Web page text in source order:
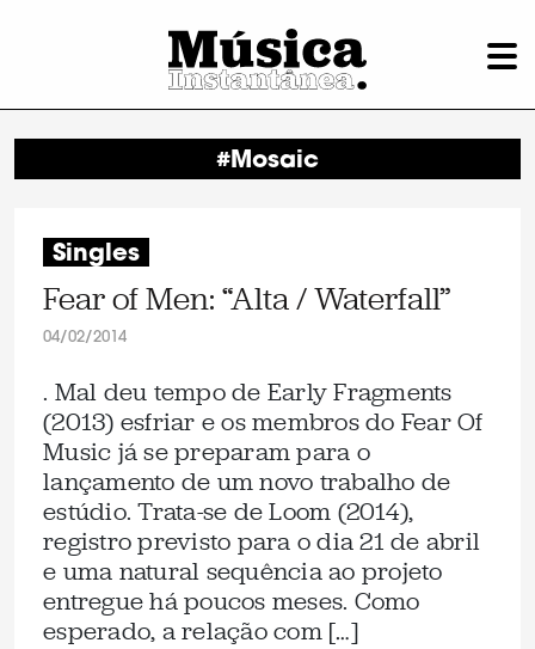
#Mosaic
Singles
Fear of Men: “Alta / Waterfall”
04/02/2014
. Mal deu tempo de Early Fragments
(2013) esfriar e os membros do Fear Of
Music já se preparam para o
lançamento de um novo trabalho de
estúdio. Trata-se de Loom (2014),
registro previsto para o dia 21 de abril
e uma natural sequência ao projeto
entregue há poucos meses. Como
esperado, a relação com […]